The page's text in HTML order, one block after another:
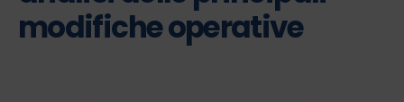
modifiche operative